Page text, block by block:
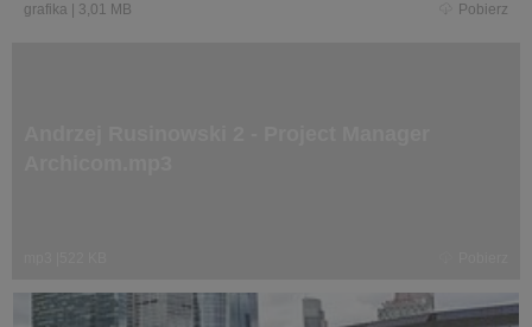
grafika 3,01 MB Pobierz